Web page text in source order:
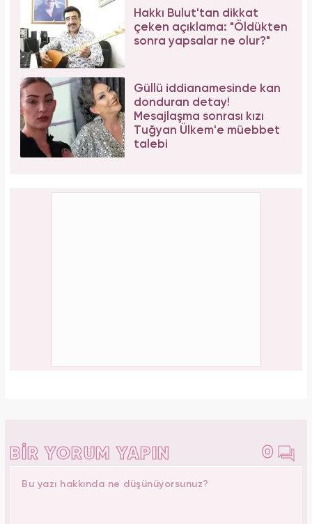
Hakkı Bulut'tan dikkat
çeken açıklama: "Öldükten
sonra yapsalar ne olur?"
Güllü iddianamesinde kan
donduran detay!
Mesajlaşma sonrası kızı
Tuğyan Ülkem'e müebbet
talebi
BİR YORUM YAPIN 0